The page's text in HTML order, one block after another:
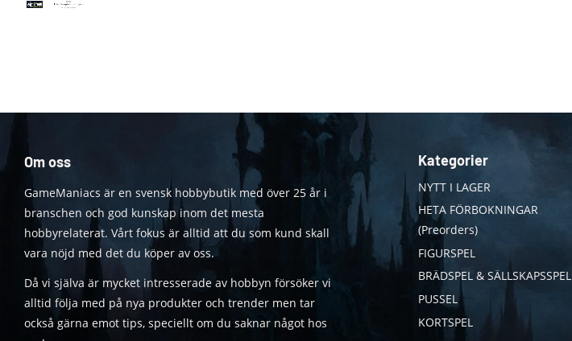
Om oss
GameManiacs är en svensk hobbybutik med över 25 år i
branschen och god kunskap inom det mesta
hobbyrelaterat. Vårt fokus är alltid att du som kund skall
vara nöjd med det du köper av oss.
Då vi själva är mycket intresserade av hobbyn försöker vi
alltid följa med på nya produkter och trender men tar
också gärna emot tips, speciellt om du saknar något hos
Kategorier
NYTT I LAGER
HETA FÖRBOKNINGAR
(Preorders)
FIGURSPEL
BRÄDSPEL & SÄLLSKAPSSPEL
PUSSEL
KORTSPEL